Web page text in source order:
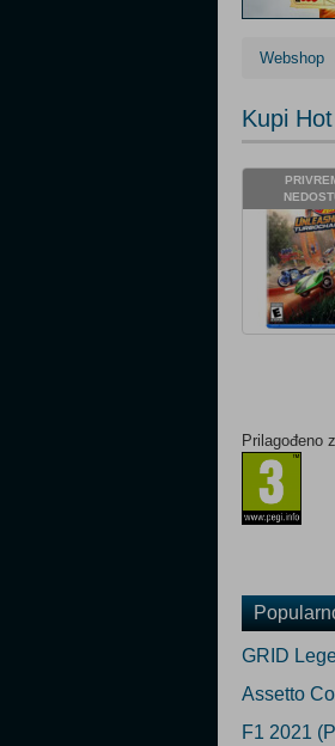
Webshop
Kupi
Prilagođeno
GRID
Assetto
F1 2021